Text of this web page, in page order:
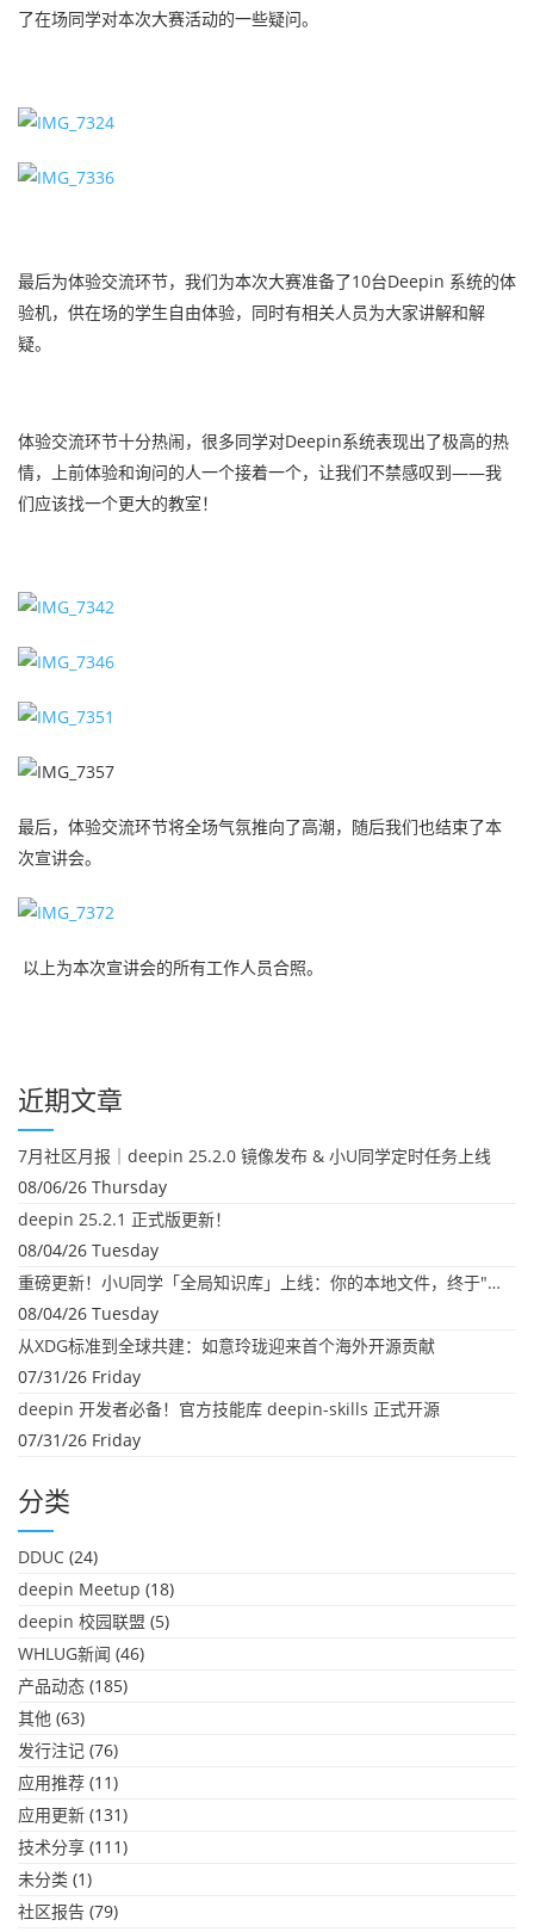
了在场同学对本次大赛活动的一些疑问。
最后为体验交流环节，我们为本次大赛准备了10台Deepin 系统的体
验机，供在场的学生自由体验，同时有相关人员为大家讲解和解
疑。
体验交流环节十分热闹，很多同学对Deepin系统表现出了极高的热
情，上前体验和询问的人一个接着一个，让我们不禁感叹到——我
们应该找一个更大的教室！
最后，体验交流环节将全场气氛推向了高潮，随后我们也结束了本
次宣讲会。
以上为本次宣讲会的所有工作人员合照。
近期文章
7月社区月报｜deepin 25.2.0 镜像发布 & 小U同学定时任务上线
08/06/26 Thursday
deepin 25.2.1 正式版更新！
08/04/26 Tuesday
重磅更新！小U同学「全局知识库」上线：你的本地文件，终于"活"起来了
08/04/26 Tuesday
从XDG标准到全球共建：如意玲珑迎来首个海外开源贡献
07/31/26 Friday
deepin 开发者必备！官方技能库 deepin-skills 正式开源
07/31/26 Friday
分类
DDUC (24)
deepin Meetup (18)
deepin 校园联盟 (5)
WHLUG新闻 (46)
产品动态 (185)
其他 (63)
发行注记 (76)
应用推荐 (11)
应用更新 (131)
技术分享 (111)
未分类 (1)
社区报告 (79)